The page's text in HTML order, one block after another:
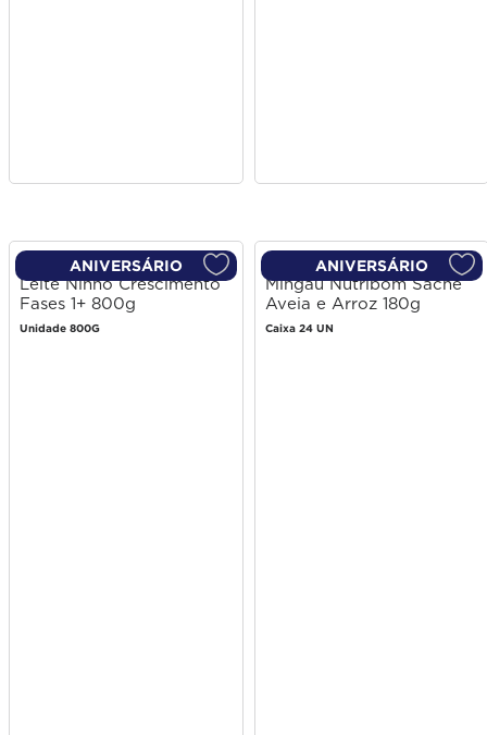
ANIVERSÁRIO
Leite Ninho Crescimento
Fases 1+ 800g
Unidade 800G
ANIVERSÁRIO
Mingau Nutribom Sachê
Aveia e Arroz 180g
Caixa 24 UN